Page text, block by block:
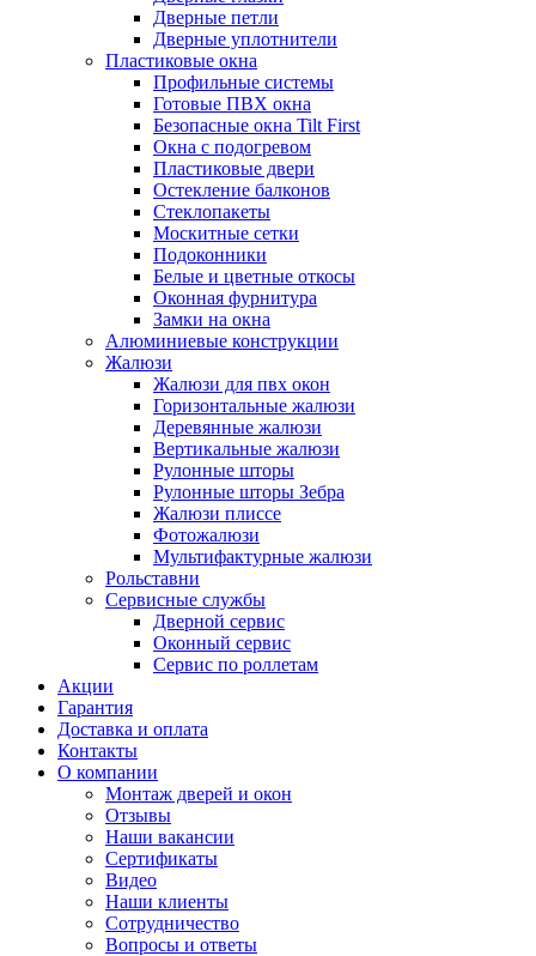
Дверные петли
Дверные уплотнители
Пластиковые окна
Профильные системы
Готовые ПВХ окна
Безопасные окна Tilt First
Окна с подогревом
Пластиковые двери
Остекление балконов
Стеклопакеты
Москитные сетки
Подоконники
Белые и цветные откосы
Оконная фурнитура
Замки на окна
Алюминиевые конструкции
Жалюзи
Жалюзи для пвх окон
Горизонтальные жалюзи
Деревянные жалюзи
Вертикальные жалюзи
Рулонные шторы
Рулонные шторы Зебра
Жалюзи плиссе
Фотожалюзи
Мультифактурные жалюзи
Рольставни
Сервисные службы
Дверной сервис
Оконный сервис
Сервис по роллетам
Акции
Гарантия
Доставка и оплата
Контакты
О компании
Монтаж дверей и окон
Отзывы
Наши вакансии
Сертификаты
Видео
Наши клиенты
Сотрудничество
Вопросы и ответы